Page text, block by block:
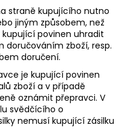
straně kupujícího nutno
jiným způsobem, než
povinen uhradit
doručováním zboží, resp.
doručení.
je kupující povinen
zboží a v případě
oznámit přepravci. V
svědčícího o
nemusí kupující zásilku